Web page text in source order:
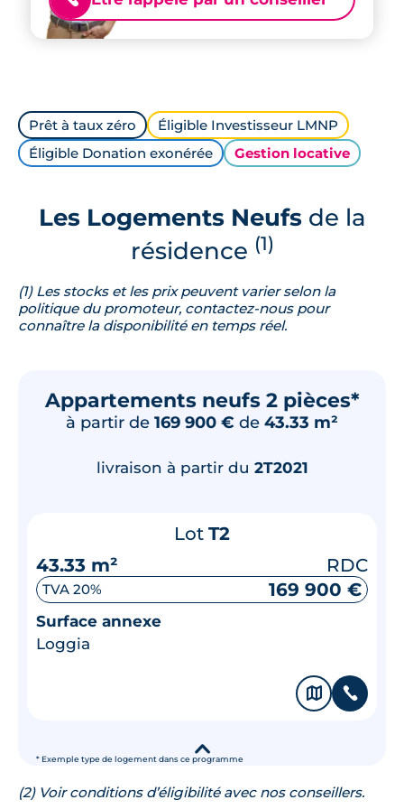
Prêt à taux zéro
Éligible Investisseur LMNP
Éligible Donation exonérée
Gestion locative
Les Logements Neufsde la
résidence (1)
(1) Les stocks et les prix peuvent varier selon la
politique du promoteur, contactez-nous pour
connaître la disponibilité en temps réel.
Appartements neufs 2 pièces*
à partir de 169 900 € de 43.33 m²
* Exemple type de logement dans ce programme
livraison à partir du 2T2021
Lot T2
43.33 m²
RDC
TVA 20% 169 900 €
Surface annexe
Loggia
🗞 📞
▾
(2) Voir conditions d’éligibilité avec nos conseillers.